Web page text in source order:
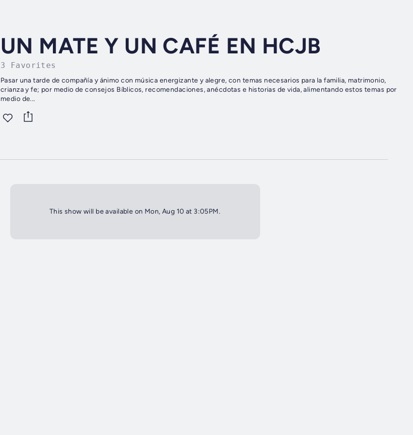
UN MATE Y UN CAFÉ EN HCJB
3 Favorites
Pasar una tarde de compañía y ánimo con música energizante y alegre, con temas necesarios para la familia, matrimonio,
crianza y fe; por medio de consejos Bíblicos, recomendaciones, anécdotas e historias de vida, alimentando estos temas por
medio de...
This show will be available on Mon, Aug 10 at 3:05PM.